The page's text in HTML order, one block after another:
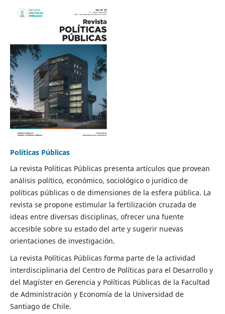
Políticas Públicas
La revista Políticas Públicas presenta artículos que provean
análisis político, económico, sociológico o jurídico de
políticas públicas o de dimensiones de la esfera pública. La
revista se propone estimular la fertilización cruzada de
ideas entre diversas disciplinas, ofrecer una fuente
accesible sobre su estado del arte y sugerir nuevas
orientaciones de investigación.
La revista Políticas Públicas forma parte de la actividad
interdisciplinaria del Centro de Políticas para el Desarrollo y
del Magíster en Gerencia y Políticas Públicas de la Facultad
de Administración y Economía de la Universidad de
Santiago de Chile.